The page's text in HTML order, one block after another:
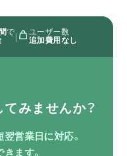
で|
ユーザー数
追加費用なし
みませんか？
営業日に対応。
ます。